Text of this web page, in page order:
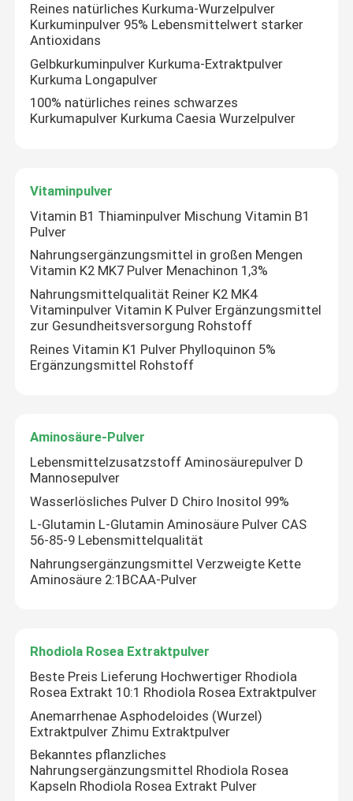
Produkte
Qualitätskontrolle
Kontakt mit uns
Bitte um ein Angebot
Kosmetische Rohstoffe
Pilz-Auszug-Pulver
Beta-Glucan-Pulver
Obst- und Gemüsepulver
Vitaminpulver
Aminosäure-Pulver
Rhodiola Rosea Extraktpulver
Reines natürliches Kurkuma-Wurzelpulver
Kurkuminpulver 95% Lebensmittelwert starker
Antioxidans
Gelbkurkuminpulver Kurkuma-Extraktpulver
Kurkuma Longapulver
100% natürliches reines schwarzes
Kurkumapulver Kurkuma Caesia Wurzelpulver
Vitaminpulver
Vitamin B1 Thiaminpulver Mischung Vitamin B1
Pulver
Nahrungsergänzungsmittel in großen Mengen
Vitamin K2 MK7 Pulver Menachinon 1,3%
Nahrungsmittelqualität Reiner K2 MK4
Vitaminpulver Vitamin K Pulver Ergänzungsmittel
zur Gesundheitsversorgung Rohstoff
Reines Vitamin K1 Pulver Phylloquinon 5%
Ergänzungsmittel Rohstoff
Aminosäure-Pulver
Lebensmittelzusatzstoff Aminosäurepulver D
Mannosepulver
Wasserlösliches Pulver D Chiro Inositol 99%
L-Glutamin L-Glutamin Aminosäure Pulver CAS
56-85-9 Lebensmittelqualität
Nahrungsergänzungsmittel Verzweigte Kette
Aminosäure 2:1BCAA-Pulver
Rhodiola Rosea Extraktpulver
Beste Preis Lieferung Hochwertiger Rhodiola
Rosea Extrakt 10:1 Rhodiola Rosea Extraktpulver
Anemarrhenae Asphodeloides (Wurzel)
Extraktpulver Zhimu Extraktpulver
Bekanntes pflanzliches
Nahrungsergänzungsmittel Rhodiola Rosea
Kapseln Rhodiola Rosea Extrakt Pulver